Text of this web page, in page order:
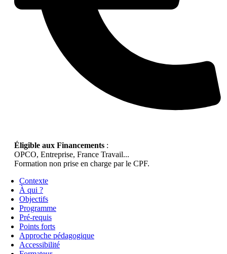
Éligible aux Financements :
OPCO, Entreprise, France Travail...
Formation non prise en charge par le CPF.
Contexte
À qui ?
Objectifs
Programme
Pré-requis
Points forts
Approche pédagogique
Accessibilité